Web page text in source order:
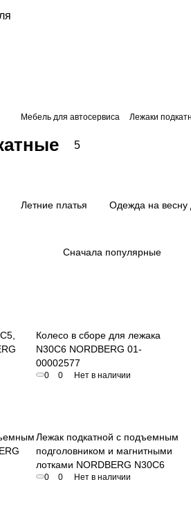
Мебель для автосервиса Лежаки
5
Летние платья Одежда на весну
Сначала популярные
Колесо в сборе для лежака
N30C6 NORDBERG 01-
00002577
0 0 Нет в наличии
Лежак подкатной с подъемным
подголовником и магнитными
лотками NORDBERG N30C6
0 0 Нет в наличии